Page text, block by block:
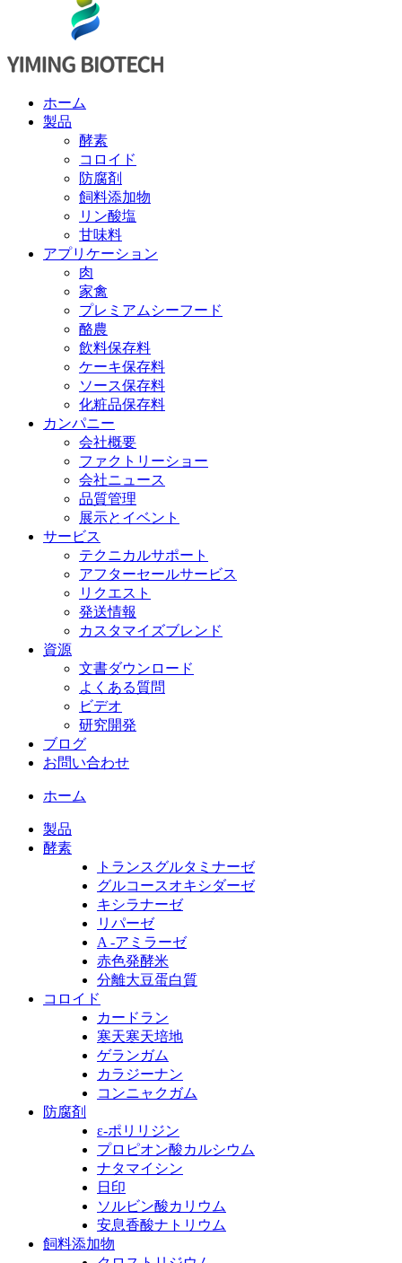
ホーム
製品
酵素
コロイド
防腐剤
飼料添加物
リン酸塩
甘味料
アプリケーション
肉
家禽
プレミアムシーフード
酪農
飲料保存料
ケーキ保存料
ソース保存料
化粧品保存料
カンパニー
会社概要
ファクトリーショー
会社ニュース
品質管理
展示とイベント
サービス
テクニカルサポート
アフターセールサービス
リクエスト
発送情報
カスタマイズブレンド
資源
文書ダウンロード
よくある質問
ビデオ
研究開発
ブログ
お問い合わせ
ホーム
製品
酵素
トランスグルタミナーゼ
グルコースオキシダーゼ
キシラナーゼ
リパーゼ
A -アミラーゼ
赤色発酵米
分離大豆蛋白質
コロイド
カードラン
寒天寒天培地
ゲランガム
カラジーナン
コンニャクガム
防腐剤
ε‐ポリリジン
プロピオン酸カルシウム
ナタマイシン
日印
ソルビン酸カリウム
安息香酸ナトリウム
飼料添加物